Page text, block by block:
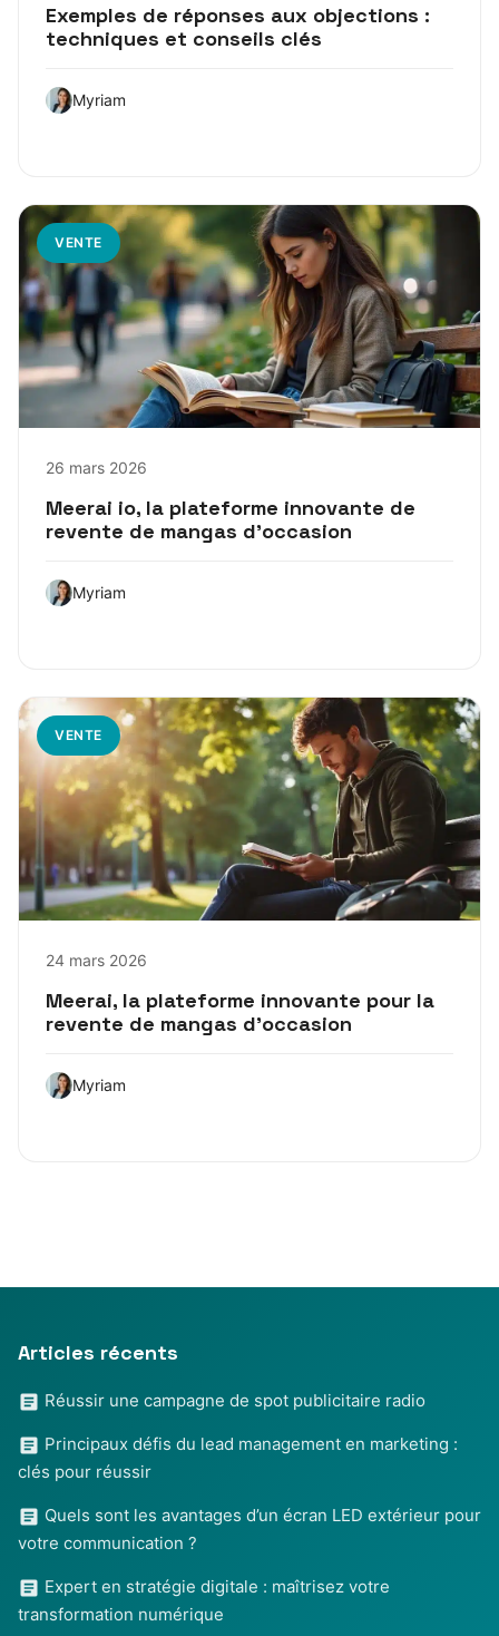
Exemples de réponses aux objections :
techniques et conseils clés
Myriam
VENTE
26 mars 2026
Meerai io, la plateforme innovante de
revente de mangas d’occasion
Myriam
VENTE
24 mars 2026
Meerai, la plateforme innovante pour la
revente de mangas d’occasion
Myriam
Articles récents
Réussir une campagne de spot publicitaire radio
Principaux défis du lead management en marketing :
clés pour réussir
Quels sont les avantages d’un écran LED extérieur pour
votre communication ?
Expert en stratégie digitale : maîtrisez votre
transformation numérique